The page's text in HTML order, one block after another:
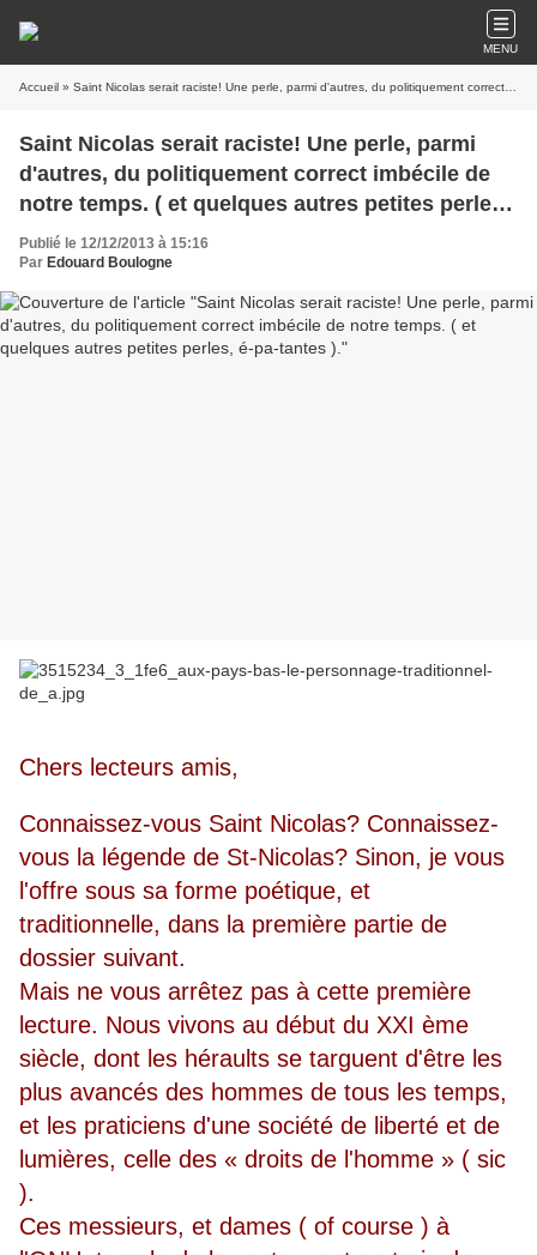
MENU
Accueil » Saint Nicolas serait raciste! Une perle, parmi d'autres, du politiquement correct imbécile de notre temps. ( et quelques autres petites perles, é-pa-tantes ).
Saint Nicolas serait raciste! Une perle, parmi
d'autres, du politiquement correct imbécile de
notre temps. ( et quelques autres petites perles,
é-pa-tantes ).
Publié le 12/12/2013 à 15:16
Par Edouard Boulogne
Chers lecteurs amis,
Connaissez-vous Saint Nicolas? Connaissez-
vous la légende de St-Nicolas? Sinon, je vous
l'offre sous sa forme poétique, et
traditionnelle, dans la première partie de
dossier suivant.
Mais ne vous arrêtez pas à cette première
lecture. Nous vivons au début du XXI ème
siècle, dont les héraults se targuent d'être les
plus avancés des hommes de tous les temps,
et les praticiens d'une société de liberté et de
lumières, celle des « droits de l'homme » ( sic
).
Ces messieurs, et dames ( of course ) à